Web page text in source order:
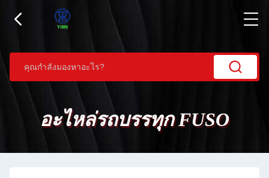
อะไหล่รถบรรทุก FUSO